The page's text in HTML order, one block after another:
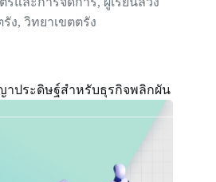
ง,วิทยาเขตตรัง
ประดิษฐ์สำหรับธุรกิจพลิกผัน